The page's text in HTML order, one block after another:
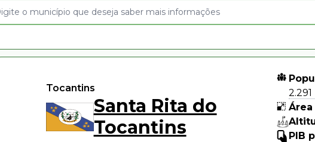
Tocantins
Santa Rita do
Tocantins
PIB